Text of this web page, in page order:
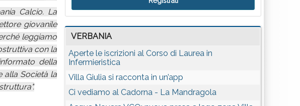
Calcio. La
giovanile
leggiamo
con la
della
alla Società la
VERBANIA
Aperte le iscrizioni al Corso di Laurea in
Infermieristica
Villa Giulia si racconta in un’app
Ci vediamo al Cadorna - La Mandragola